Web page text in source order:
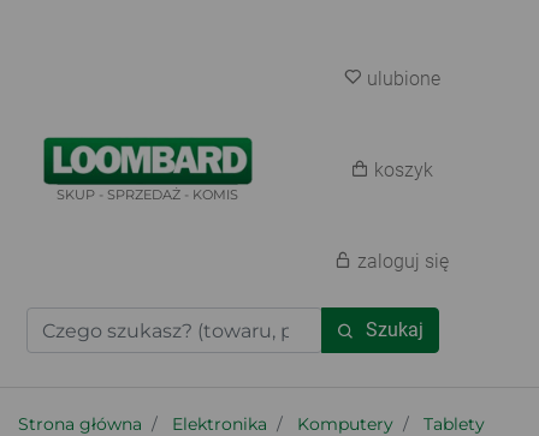
SKUP - SPRZEDAŻ - KOMIS
Szukaj
ulubione
koszyk
zaloguj się
Strona główna Elektronika Komputery
Tablety